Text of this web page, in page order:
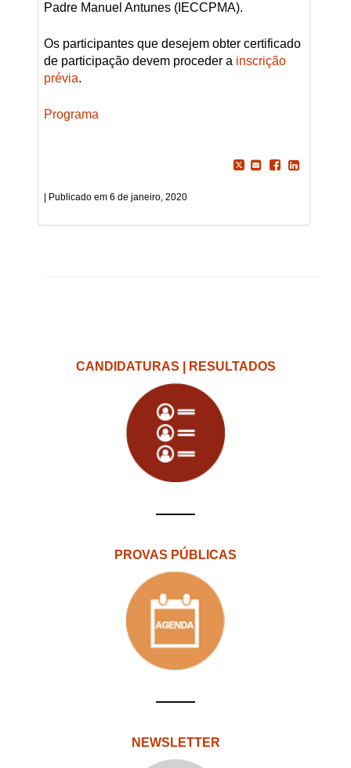
Padre Manuel Antunes (IECCPMA).
Os participantes que desejem obter certificado
de participação devem proceder a inscrição
prévia.
Programa
6 de janeiro, 2020
CANDIDATURAS | RESULTADOS
PROVAS PÚBLICAS
NEWSLETTER